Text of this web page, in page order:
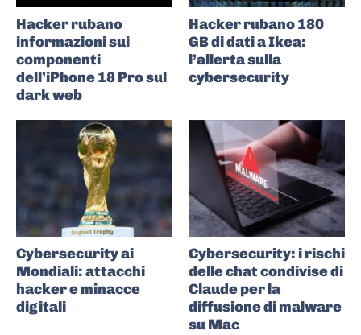
Hacker rubano
informazioni sui
componenti
dell’iPhone 18 Pro sul
dark web
Hacker rubano 180
GB di dati a Ikea:
l’allerta sulla
cybersecurity
Cybersecurity ai
Mondiali: attacchi
hacker e minacce
digitali
Cybersecurity: i rischi
delle chat condivise di
Claude per la
diffusione di malware
su Mac